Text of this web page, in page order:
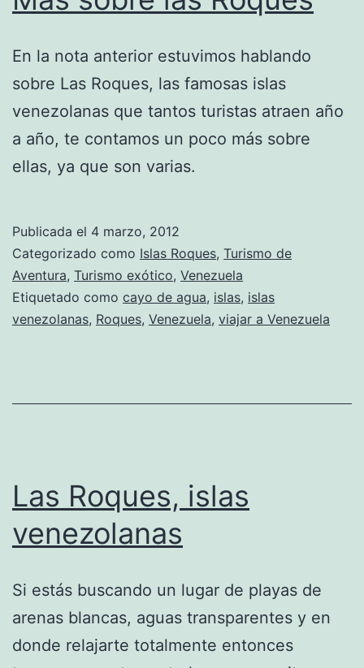
En la nota anterior estuvimos hablando
sobre Las Roques, las famosas islas
venezolanas que tantos turistas atraen año
a año, te contamos un poco más sobre
ellas, ya que son varias.
Publicada el 4 marzo, 2012
Categorizado como Islas Roques, Turismo de
Aventura, Turismo exótico, Venezuela
Etiquetado como cayo de agua, islas, islas
venezolanas, Roques, Venezuela, viajar a Venezuela
Las Roques, islas
venezolanas
Si estás buscando un lugar de playas de
arenas blancas, aguas transparentes y en
donde relajarte totalmente entonces